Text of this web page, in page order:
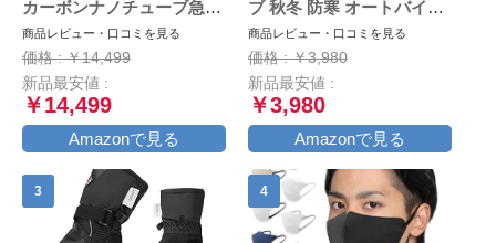
カーボンナノチューブ急速
発熱 バイク グローブ 大容
量バッテリー付 シガーソケ
ット給電 バッテリー残量表
示 4段階温度調節 スマホ対
応 防寒防風 撥水加工 通勤
通学 作業 男女兼用L
商品レビュー・口コミを見る
価格 : ￥14,499
新品最安値 :
￥14,499
Amazonで見る
ブ 秋冬 防寒 オートバイ手
袋 冬用 スマホ対応 防水 防
風 保護手袋 裏起毛 滑り止
め ブラック M
商品レビュー・口コミを見る
価格 : ￥3,980
新品最安値 :
￥3,980
Amazonで見る